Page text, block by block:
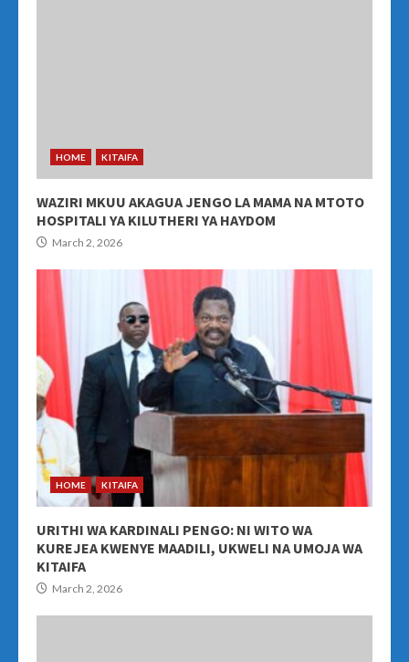
HOME KITAIFA
WAZIRI MKUU AKAGUA JENGO LA MAMA NA MTOTO
HOSPITALI YA KILUTHERI YA HAYDOM
March 2, 2026
HOME KITAIFA
URITHI WA KARDINALI PENGO: NI WITO WA
KUREJEA KWENYE MAADILI, UKWELI NA UMOJA WA
KITAIFA
March 2, 2026